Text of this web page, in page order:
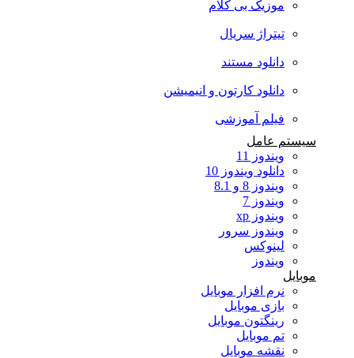
موزیک بی کلام
تیتراژ سریال
دانلود مستند
دانلود کارتون و انیمیشن
فیلم آموزشی
سیستم عامل
ویندوز 11
دانلود ویندوز 10
ویندوز 8 و 8.1
ویندوز 7
ویندوز xp
ویندوز سرور
لینوکس
ویندوز
موبایل
نرم افزار موبایل
بازی موبایل
رینگتون موبایل
تم موبایل
نقشه موبایل